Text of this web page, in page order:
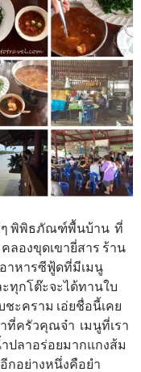
ๆ พิพิธภัณฑ์พื้นบ้าน ที่
ลองขุดเขายี่สาร ร้าน
าหารซีฟู้ดที่มีเมนู
ทุกโต๊ะจะได้ทานใบ
ะคราม เอ่ยชื่อนี้เคย
ที่ครัวคุณจ๋า เมนูที่เรา
ปลาอร่อยมากแกงส้ม
กอย่างหนึ่งคือยำ